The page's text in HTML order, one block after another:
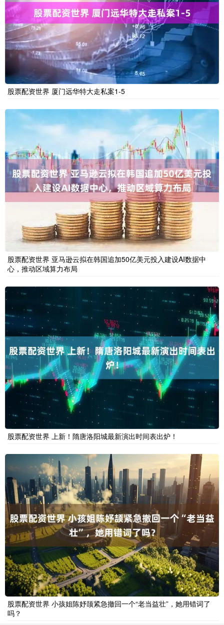
股票配资世界 厦门远华特大走私案1-5
股票配资世界 亚马逊云拟在韩国追加50亿美元投入建设AI数据中
心，推动区域算力布局
股票配资世界 上新！隋唐洛阳城最新演出时间表出炉！
股票配资世界 小孩姐陈妤颉紧急撤回一个“老当益壮”，她用错词了
吗？